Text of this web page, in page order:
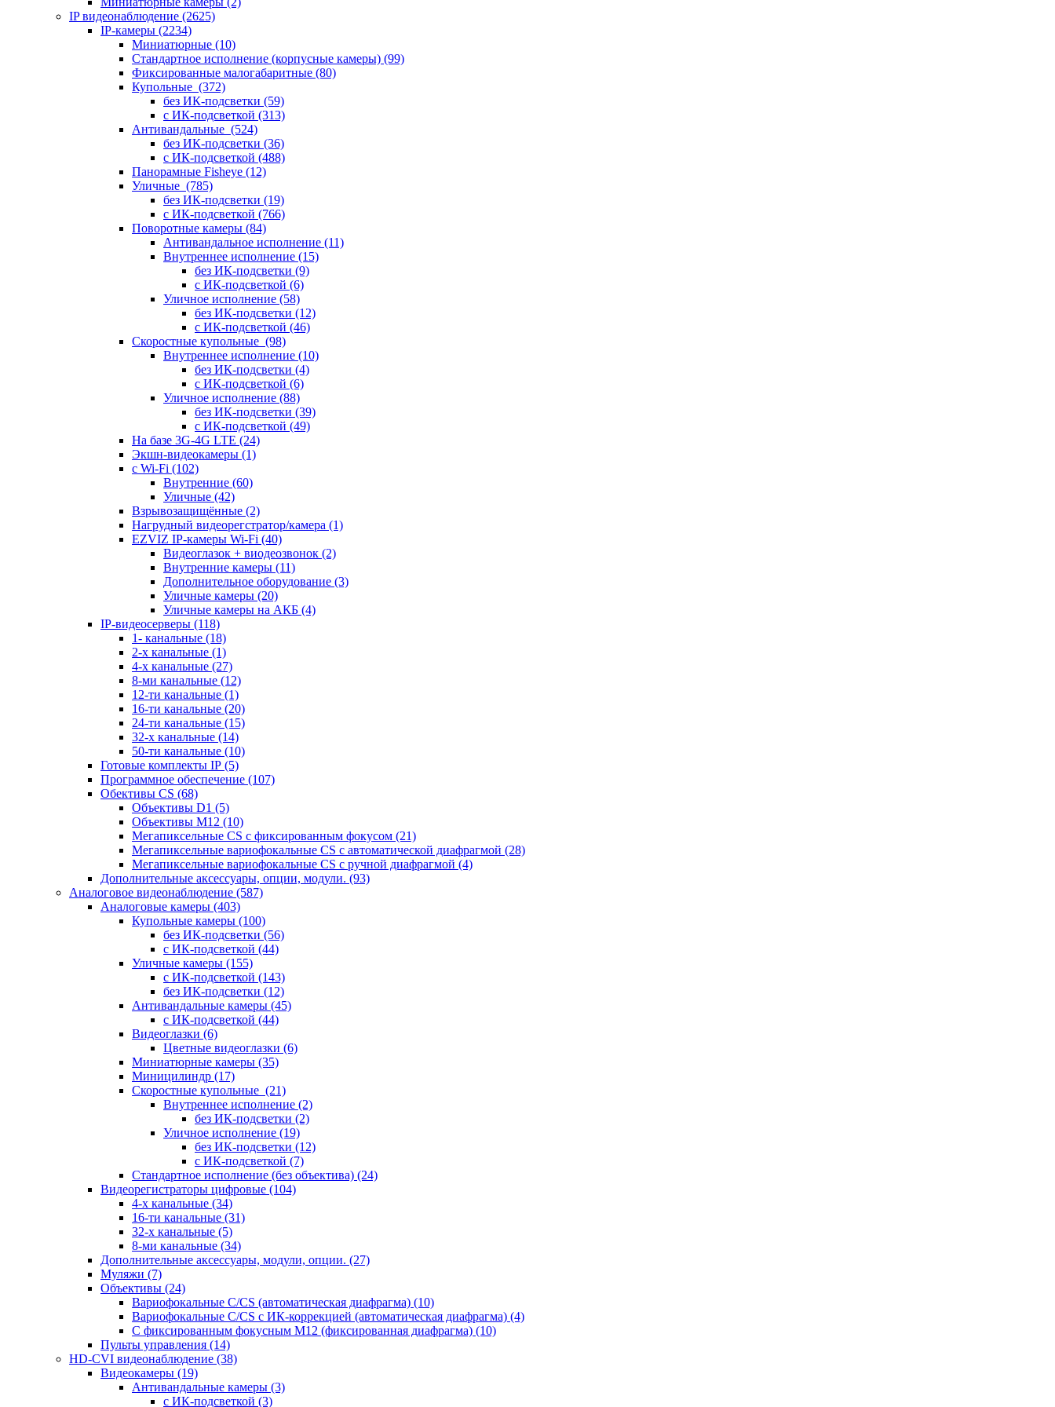
IP видеонаблюдение (2625)
IP-камеры (2234)
Миниатюрные (10)
Стандартное исполнение (корпусные камеры) (99)
Фиксированные малогабаритные (80)
Купольные (372)
без ИК-подсветки (59)
с ИК-подсветкой (313)
Антивандальные (524)
без ИК-подсветки (36)
с ИК-подсветкой (488)
Панорамные Fisheye (12)
Уличные (785)
без ИК-подсветки (19)
с ИК-подсветкой (766)
Поворотные камеры (84)
Антивандальное исполнение (11)
Внутреннее исполнение (15)
без ИК-подсветки (9)
с ИК-подсветкой (6)
Уличное исполнение (58)
без ИК-подсветки (12)
с ИК-подсветкой (46)
Скоростные купольные (98)
Внутреннее исполнение (10)
без ИК-подсветки (4)
с ИК-подсветкой (6)
Уличное исполнение (88)
без ИК-подсветки (39)
с ИК-подсветкой (49)
На базе 3G-4G LTE (24)
Экшн-видеокамеры (1)
с Wi-Fi (102)
Внутренние (60)
Уличные (42)
Взрывозащищённые (2)
Нагрудный видеорегстратор/камера (1)
EZVIZ IP-камеры Wi-Fi (40)
Видеоглазок + виодеозвонок (2)
Внутренние камеры (11)
Дополнительное оборудование (3)
Уличные камеры (20)
Уличные камеры на АКБ (4)
IP-видеосерверы (118)
1- канальные (18)
2-х канальные (1)
4-х канальные (27)
8-ми канальные (12)
12-ти канальные (1)
16-ти канальные (20)
24-ти канальные (15)
32-х канальные (14)
50-ти канальные (10)
Готовые комплекты IP (5)
Программное обеспечение (107)
Обективы CS (68)
Объективы D1 (5)
Объективы M12 (10)
Мегапиксельные CS c фиксированным фокусом (21)
Мегапиксельные вариофокальные CS c автоматической диафрагмой (28)
Мегапиксельные вариофокальные CS c ручной диафрагмой (4)
Дополнительные аксессуары, опции, модули. (93)
Аналоговое видеонаблюдение (587)
Аналоговые камеры (403)
Купольные камеры (100)
без ИК-подсветки (56)
с ИК-подсветкой (44)
Уличные камеры (155)
с ИК-подсветкой (143)
без ИК-подсветки (12)
Антивандальные камеры (45)
с ИК-подсветкой (44)
Видеоглазки (6)
Цветные видеоглазки (6)
Миниатюрные камеры (35)
Миницилиндр (17)
Скоростные купольные (21)
Внутреннее исполнение (2)
без ИК-подсветки (2)
Уличное исполнение (19)
без ИК-подсветки (12)
с ИК-подсветкой (7)
Стандартное исполнение (без объектива) (24)
Видеорегистраторы цифровые (104)
4-х канальные (34)
16-ти канальные (31)
32-х канальные (5)
8-ми канальные (34)
Дополнительные аксессуары, модули, опции. (27)
Муляжи (7)
Объективы (24)
Вариофокальные C/CS (автоматическая диафрагма) (10)
Вариофокальные C/CS с ИК-коррекцией (автоматическая диафрагма) (4)
С фиксированным фокусным М12 (фиксированная диафрагма) (10)
Пульты управления (14)
HD-CVI видеонаблюдение (38)
Видеокамеры (19)
Антивандальные камеры (3)
с ИК-подсветкой (3)